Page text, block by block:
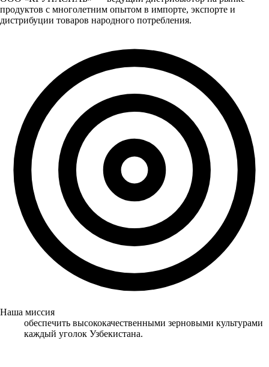
продуктов с многолетним опытом в импорте, экспорте и
дистрибуции товаров народного потребления.
Наша миссия
обеспечить высококачественными зерновыми культурами
каждый уголок Узбекистана.